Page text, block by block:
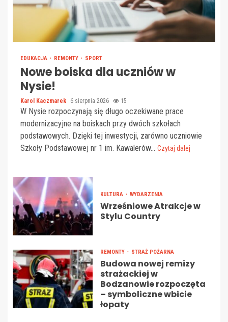
EDUKACJA REMONTY SPORT
Nowe boiska dla uczniów w
Nysie!
Karol Kaczmarek 6 sierpnia 2026 15
W Nysie rozpoczynają się długo oczekiwane prace
modernizacyjne na boiskach przy dwóch szkołach
podstawowych. Dzięki tej inwestycji, zarówno uczniowie
Szkoły Podstawowej nr 1 im. Kawalerów... Czytaj dalej
KULTURA WYDARZENIA
Wrześniowe Atrakcje w
Stylu Country
REMONTY STRAŻ POŻARNA
Budowa nowej remizy
strażackiej w
Bodzanowie rozpoczęta
– symboliczne wbicie
łopaty